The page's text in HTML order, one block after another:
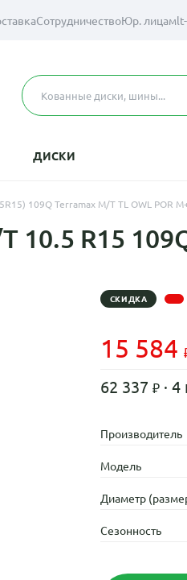
СотрудничествоЮр. лицам
ДИСКИ
109Q Terramax M/T TL OWL POR
10.5 R15
СКИДКА
15 584
62 337 · 4
Производитель
Модель
Диаметр
Сезонность